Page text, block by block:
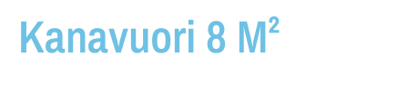
Kanavuori 8 M²